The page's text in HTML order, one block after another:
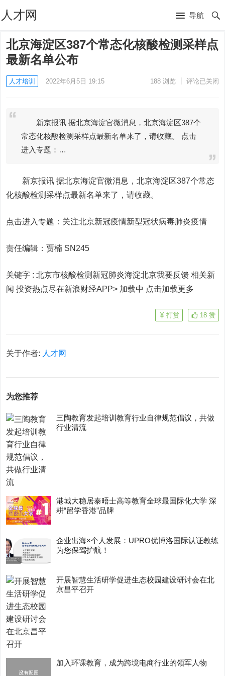
人才网 导航
北京海淀区387个常态化核酸检测采样点
最新名单公布
人才培训 2022年6月5日 19:15 188浏览 评论已关闭
新京报讯 据北京海淀官微消息，北京海淀区387个
常态化核酸检测采样点最新名单来了，请收藏。 点击
进入专题：…
新京报讯 据北京海淀官微消息，北京海淀区387个常态
化核酸检测采样点最新名单来了，请收藏。
点击进入专题：关注北京新冠疫情新型冠状病毒肺炎疫情
责任编辑：贾楠 SN245
关键字 :北京市核酸检测新冠肺炎海淀北京我要反馈 相关新
闻投资热点尽在新浪财经APP> 加载中 点击加载更多
18 赞
打赏
关于作者: 人才网
为您推荐
三陶教育发起培训教育行业自律规范倡议，共做
行业清流
港城大稳居泰晤士高等教育全球最国际化大学 深
耕“留学香港”品牌
企业出海×个人发展：UPRO优博洛国际认证教练
为您保驾护航！
开展智慧生活研学促进生态校园建设研讨会在北
京昌平召开
加入环课教育，成为跨境电商行业的领军人物